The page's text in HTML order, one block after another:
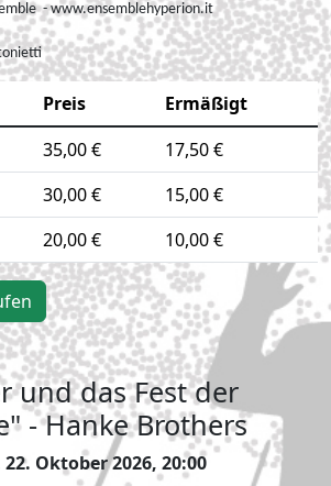
- www.ensemblehyperion.it
Preis
Ermäßigt
35,00 €
17,50 €
30,00 €
15,00 €
20,00 € 10,00 €
und das Fest der
- Hanke Brothers
Oktober 2026, 20:00